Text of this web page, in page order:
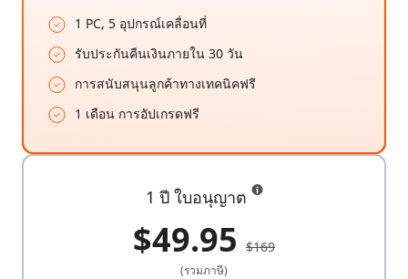
1 ปี ใบอนุญาต
$49.95 $169
(รวมภาษี)
1 PC, 5 อุปกรณ์เคลื่อนที่
รับประกันคืนเงินภายใน 30 วัน
การสนับสนุนลูกค้าทางเทคนิคฟรี
1 เดือน การอัปเกรดฟรี